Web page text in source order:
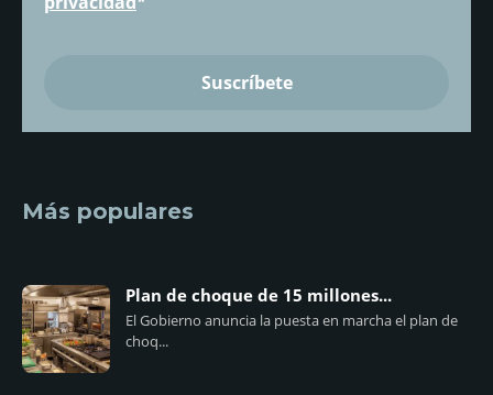
Más populares
Plan de choque de 15 millones...
El Gobierno anuncia la puesta en marcha el plan de
choq...